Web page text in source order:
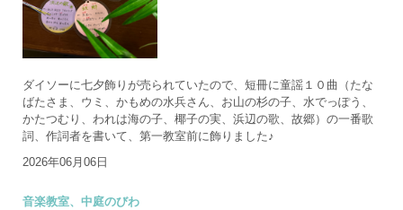
ダイソーに七夕飾りが売られていたので、短冊に童謡１０曲（たな
ばたさま、ウミ、かもめの水兵さん、お山の杉の子、水でっぽう、
かたつむり、われは海の子、椰子の実、浜辺の歌、故郷）の一番歌
詞、作詞者を書いて、第一教室前に飾りました♪
2026年06月06日
音楽教室、中庭のびわ